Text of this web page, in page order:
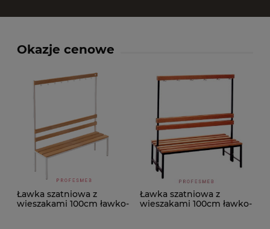
Okazje cenowe
Ławka szatniowa z
wieszakami 100cm ławko-
Ławka szatniowa z
wieszakami 100cm ławko-